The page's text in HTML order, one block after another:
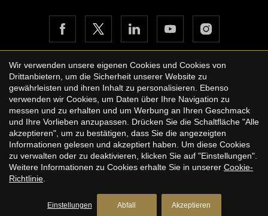
Copyright © 2026 Urbane International Real Estate
Rechtshinweis der Website
Datenschutzbestimmungen
Cookie-Richtlinie
byiEstrategic
Wir verwenden unsere eigenen Cookies und Cookies von
Drittanbietern, um die Sicherheit unserer Website zu
gewährleisten und ihren Inhalt zu personalisieren. Ebenso
verwenden wir Cookies, um Daten über Ihre Navigation zu
messen und zu erhalten und um Werbung an Ihren Geschmack
und Ihre Vorlieben anzupassen. Drücken Sie die Schaltfläche "Alle
akzeptieren", um zu bestätigen, dass Sie die angezeigten
Informationen gelesen und akzeptiert haben. Um diese Cookies
zu verwalten oder zu deaktivieren, klicken Sie auf "Einstellungen".
Weitere Informationen zu Cookies erhalte Sie in unserer Cookie-
Richtlinie
Einstellungen Abfall Akzeptieren
Konfiguration speichern Alle akzeptieren